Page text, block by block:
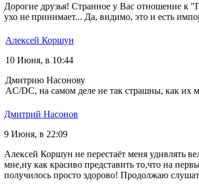
Дорогие друзья! Странное у Вас отношение к
ухо не принимает... Да, видимо, это и есть
Алексей Коршун
10 Июня, в 10:44
Дмитрию Насонову
AC/DC, на самом деле не так страшны, как их
Дмитрий Насонов
9 Июня, в 22:09
Алексей Коршун не перестаёт меня удивлять
мне,ну как красиво представить то,что на
получилось просто здорово! Продолжаю